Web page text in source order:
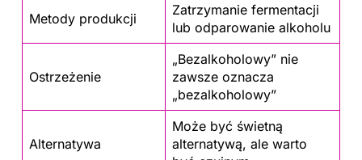
Metody produkcji
Zatrzymanie fermentacji
lub odparowanie alkoholu
Ostrzeżenie
„Bezalkoholowy” nie
zawsze oznacza
„bezalkoholowy”
Alternatywa
Może być świetną
alternatywą, ale warto